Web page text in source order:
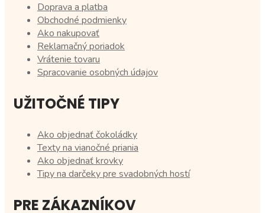
Doprava a platba
Obchodné podmienky
Ako nakupovať
Reklamačný poriadok
Vrátenie tovaru
Spracovanie osobných údajov
UŽITOČNÉ TIPY
Ako objednať čokoládky
Texty na vianočné priania
Ako objednať krovky
Tipy na darčeky pre svadobných hostí
PRE ZÁKAZNÍKOV